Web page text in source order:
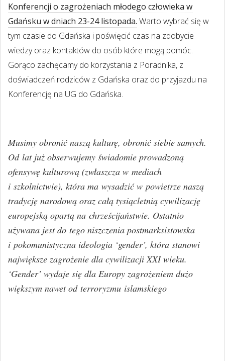
Konferencji o zagrożeniach młodego człowieka w
Gdańsku w dniach 23-24 listopada. Warto wybrać się w
tym czasie do Gdańska i poświęcić czas na zdobycie
wiedzy oraz kontaktów do osób które mogą pomóc.
Gorąco zachęcamy do korzystania z Poradnika, z
doświadczeń rodziców z Gdańska oraz do przyjazdu na
Konferencję na UG do Gdańska.
Musimy obronić naszą kulturę, obronić siebie samych.
Od lat już obserwujemy świadomie prowadzoną
ofensywę kulturową (zwłaszcza w mediach
i szkolnictwie), która ma wysadzić w powietrze naszą
tradycję narodową oraz całą tysiącletnią cywilizację
europejską opartą na chrześcijaństwie. Ostatnio
używana jest do tego niszczenia postmarksistowska
i pokomunistyczna ideologia ‘gender’, która stanowi
największe zagrożenie dla cywilizacji XXI wieku.
‘Gender’ wydaje się dla Europy zagrożeniem dużo
większym nawet od terroryzmu islamskiego